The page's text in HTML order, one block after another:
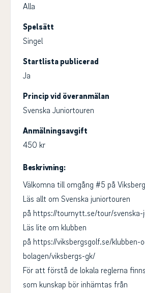
Alla
Spelsätt
Singel
Startlista publicerad
Ja
Princip vid överanmälan
Svenska Juniortouren
Anmälningsavgift
450 kr
Beskrivning:
Välkomna till omgång #5 på
Läs allt om Svenska juniortouren
på https://tournytt.se/tour/svenska-
Läs lite om klubben
på https://viksbergsgolf.se/klubben-
bolagen/viksbergs-gk/
För att förstå de lokala reglerna
som kunskap bör inhämtas från